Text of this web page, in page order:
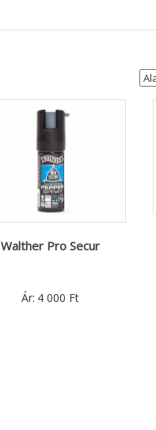
Walther Pro Secur
Ár: 4 000 Ft